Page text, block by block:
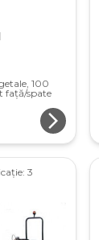
100
față/spate
arrow_forward_ios
3